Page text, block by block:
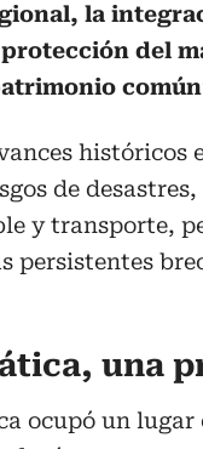
la
del
común
históricos
de desastres,
y transporte,
persistentes
una
ocupó un